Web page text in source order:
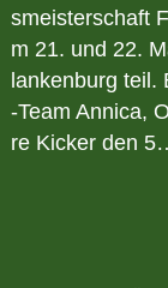
smeisterschaft
m 21. und 22.
lankenburg teil.
-Team Annica,
re Kicker den